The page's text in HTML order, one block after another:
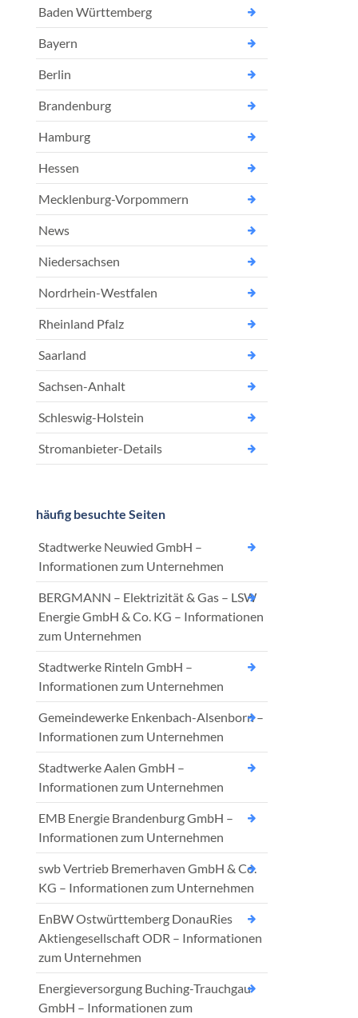
Baden Württemberg
Bayern
Berlin
Brandenburg
Hamburg
Hessen
Mecklenburg-Vorpommern
News
Niedersachsen
Nordrhein-Westfalen
Rheinland Pfalz
Saarland
Sachsen-Anhalt
Schleswig-Holstein
Stromanbieter-Details
häufig besuchte Seiten
Stadtwerke Neuwied GmbH –
Informationen zum Unternehmen
BERGMANN – Elektrizität & Gas – LSW
Energie GmbH & Co. KG – Informationen
zum Unternehmen
Stadtwerke Rinteln GmbH –
Informationen zum Unternehmen
Gemeindewerke Enkenbach-Alsenborn –
Informationen zum Unternehmen
Stadtwerke Aalen GmbH –
Informationen zum Unternehmen
EMB Energie Brandenburg GmbH –
Informationen zum Unternehmen
swb Vertrieb Bremerhaven GmbH & Co.
KG – Informationen zum Unternehmen
EnBW Ostwürttemberg DonauRies
Aktiengesellschaft ODR – Informationen
zum Unternehmen
Energieversorgung Buching-Trauchgau
GmbH – Informationen zum